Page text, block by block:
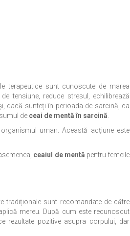
terapeutice sunt cunoscute de marea
tensiune, reduce stresul, echilibrează
dacă sunteți în perioada de sarcină, ca
de ceai de mentă în sarcină.
uman. Această acţiune este
ceaiul de mentă pentru femeile
tradiționale sunt recomandate de către
mereu. După cum este recunoscut
rezultate pozitive asupra corpului, dar